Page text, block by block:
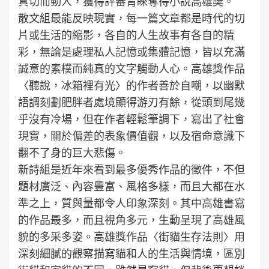
散文組最能反映現實，每一篇文章都是時代的切
片或生活的縮影，各自的人生故事有各自的精
彩，無論是處理私人記憶或集體記憶，皆以充滿
誠意的素樸而純真的文字觸動人心。高雄獎作品
〈聽說，冰箱裡有光〉的作者善於自嘲，以幽默
語調刻劃肥胖者處境顯得游刃有餘，從頭到尾幾
乎沒有冷場，但在作者輕鬆筆調下，寫出了社會
現實，關於偏差的表象價值觀，以及宿命意識下
翻不了身的巨大悲傷。
新詩組是近年來看到最多優秀作品的徵件，不但
題材廣泛、內容豐富、風格多樣，而且大都在水
準之上，質與量都令人印象深刻。其中高雄書寫
的作品最多，而且視角多元，生動呈現了高雄風
貌的多采多姿。高雄獎作品〈街貓生存法則〉用
深刻細膩的觀察描寫貓和人的生活與情境，區別